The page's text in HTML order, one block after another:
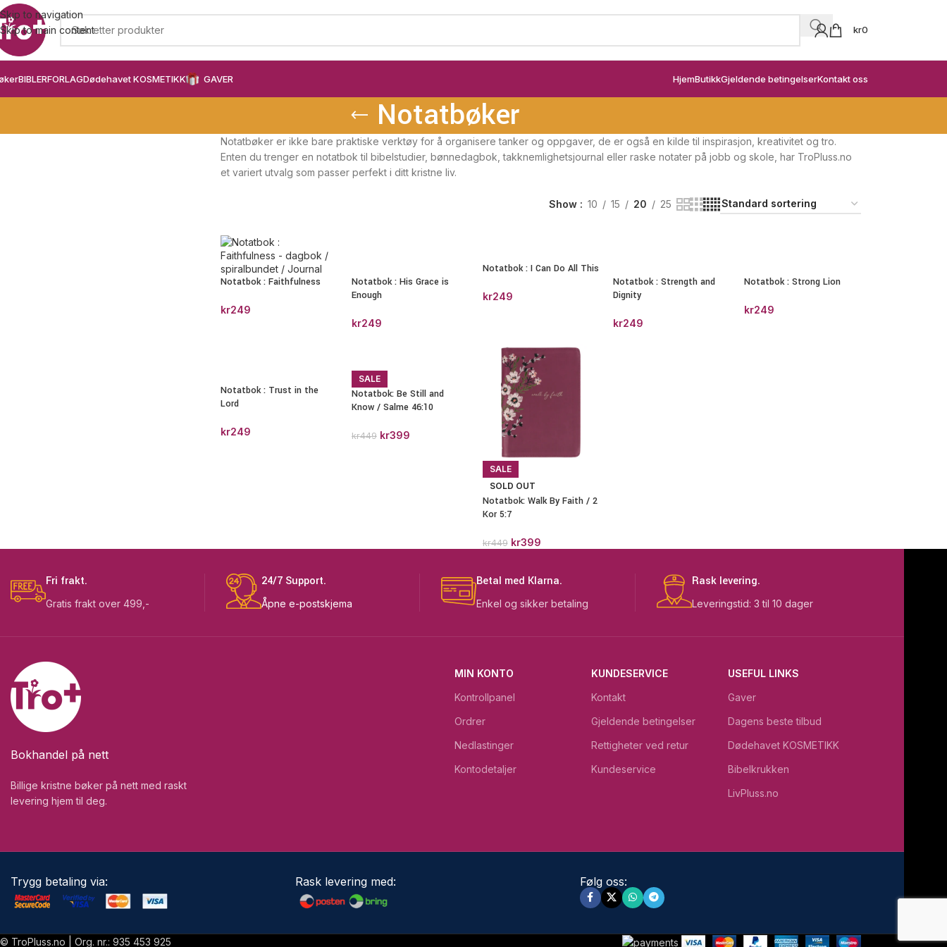
Skip to navigation
Skip to main content
kr0
BIBLERFORLAGDødehavet KOSMETIKK GAVER HjemButikkGjeldende betingelserKontakt oss
Notatbøker
Notatbøker er ikke bare praktiske verktøy for å organisere tanker og oppgaver, de er også en kilde til inspirasjon, kreativitet og tro.
Enten du trenger en notatbok til bibelstudier, bønnedagbok, takknemlighetsjournal eller raske notater på jobb og skole, har TroPluss.no
et variert utvalg som passer perfekt i ditt kristne liv.
Show 10 15 20 25
Notatbok : Faithfulness
kr249
Notatbok : His Grace is
Enough
kr249
Notatbok : I Can Do All This
kr249
Notatbok : Strength and
Dignity
kr249
Notatbok : Strong Lion
kr249
Notatbok : Trust in the
Lord
kr249
SALE
Notatbok: Be Still and
Know / Salme 46:10
kr449 kr399
SALE
SOLD OUT
Notatbok: Walk By Faith / 2
Kor 5:7
kr449 kr399
Fri frakt.
Gratis frakt over 499,-
24/7 Support.
Åpne e-postskjema
Betal med Klarna.
Enkel og sikker betaling
Rask levering.
Leveringstid: 3 til 10 dager
Bokhandel på nett
Billige kristne bøker på nett med raskt
levering hjem til deg.
MIN KONTO
Kontrollpanel
Ordrer
Nedlastinger
Kontodetaljer
KUNDESERVICE
Kontakt
Gjeldende betingelser
Rettigheter ved retur
Kundeservice
USEFUL LINKS
Gaver
Dagens beste tilbud
Dødehavet KOSMETIKK
Bibelkrukken
LivPluss.no
Trygg betaling via: Rask levering med: Følg oss:
© TroPluss.no | Org. nr.: 935 453 925